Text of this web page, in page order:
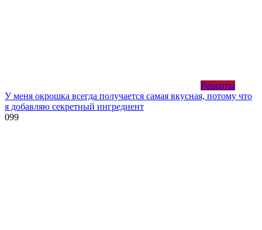
Рецепты
У меня окрошка всегда получается самая вкусная, потому что
я добавляю секретный ингредиент
099